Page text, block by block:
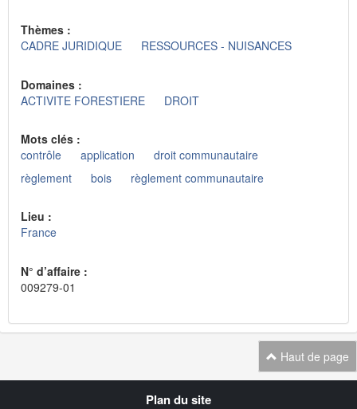
Thèmes :
CADRE JURIDIQUE
RESSOURCES - NUISANCES
Domaines :
ACTIVITE FORESTIERE
DROIT
Mots clés :
contrôle
application
droit communautaire
règlement
bois règlement communautaire
Lieu :
France
N° d’affaire :
009279-01
Haut de page
Plan du site